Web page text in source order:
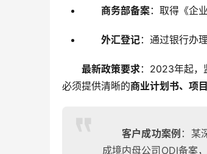
商务部备案：取得《企
外汇登记：通过银行办
最新政策要求：2023年起，
必须提供清晰的商业计划书、项
客户成功案例 ：某
成境内母公司ODI备案